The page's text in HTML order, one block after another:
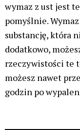
wymaz z ust jest
pomyślnie.
substancję, która
dodatkowo,
rzeczywistości te
możesz nawet
godzin po